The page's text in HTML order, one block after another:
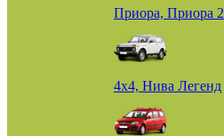
Приора, Приора 2
4х4, Нива Легенд